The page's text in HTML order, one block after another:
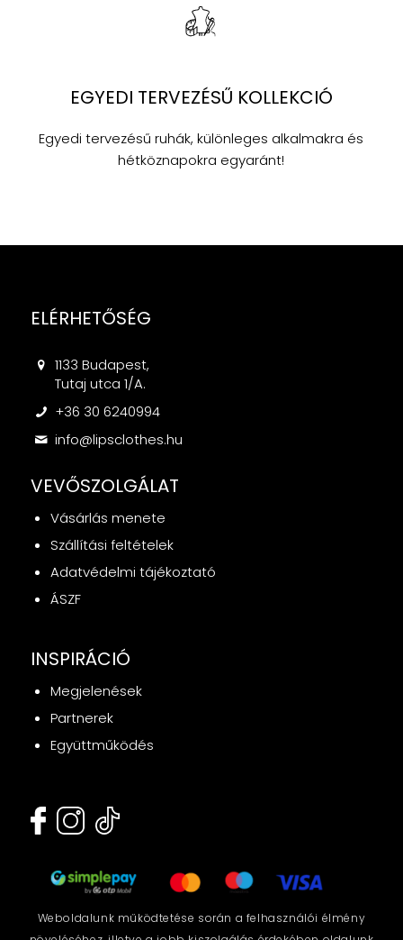
EGYEDI TERVEZÉSŰ KOLLEKCIÓ
Egyedi tervezésű ruhák, különleges alkalmakra és
hétköznapokra egyaránt!
ELÉRHETŐSÉG
1133 Budapest,
Tutaj utca 1/A.
+36 30 6240994
info@lipsclothes.hu
VEVŐSZOLGÁLAT
Vásárlás menete
Szállítási feltételek
Adatvédelmi tájékoztató
ÁSZF
INSPIRÁCIÓ
Megjelenések
Partnerek
Együttműködés
Weboldalunk működtetése során a felhasználói élmény